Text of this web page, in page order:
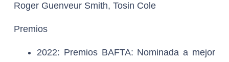
Roger Guenveur Smith, Tosin Cole
Premios
2022: Premios BAFTA: Nominada a mejor